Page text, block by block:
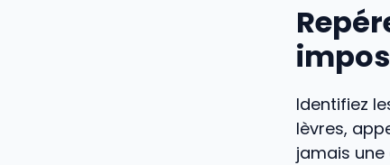
Identifiez
lèvres,
jamais